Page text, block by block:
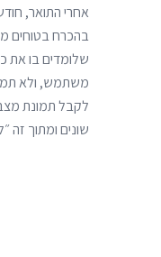
אחרי התואר,
בהכרח בטוחים
שלומדים בו את
משתמש, ולא
לקבל תמונת מצב
שונים ומתוך זה